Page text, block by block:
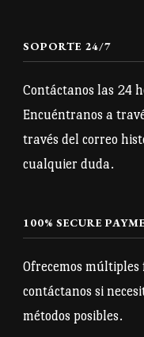
producto
SOPORTE 24/7
Contáctanos las 24
Encuéntranos a
través del correo
cualquier duda.
100% SECURE
Ofrecemos múltiples
contáctanos si
métodos posibles.